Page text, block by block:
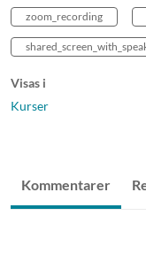
zoom_recording
Visas i
Kurser
Kommentarer